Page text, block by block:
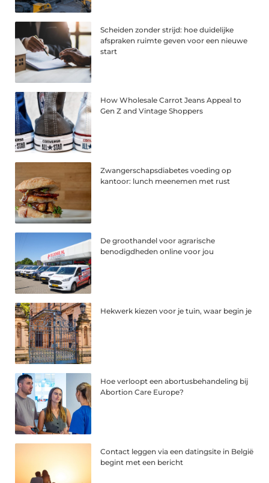
Scheiden zonder strijd: hoe duidelijke
afspraken ruimte geven voor een nieuwe
start
How Wholesale Carrot Jeans Appeal to
Gen Z and Vintage Shoppers
Zwangerschapsdiabetes voeding op
kantoor: lunch meenemen met rust
De groothandel voor agrarische
benodigdheden online voor jou
Hekwerk kiezen voor je tuin, waar begin je
Hoe verloopt een abortusbehandeling bij
Abortion Care Europe?
Contact leggen via een datingsite in België
begint met een bericht